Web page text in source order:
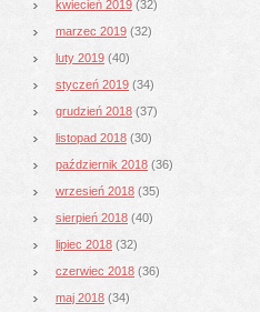
kwiecień 2019 (32)
marzec 2019 (32)
luty 2019 (40)
styczeń 2019 (34)
grudzień 2018 (37)
listopad 2018 (30)
październik 2018 (36)
wrzesień 2018 (35)
sierpień 2018 (40)
lipiec 2018 (32)
czerwiec 2018 (36)
maj 2018 (34)